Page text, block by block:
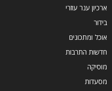
ארכיון ענר עוזרי
בידור
אוכל ומתכונים
חדשות התרבות
מוסיקה
מסעדות